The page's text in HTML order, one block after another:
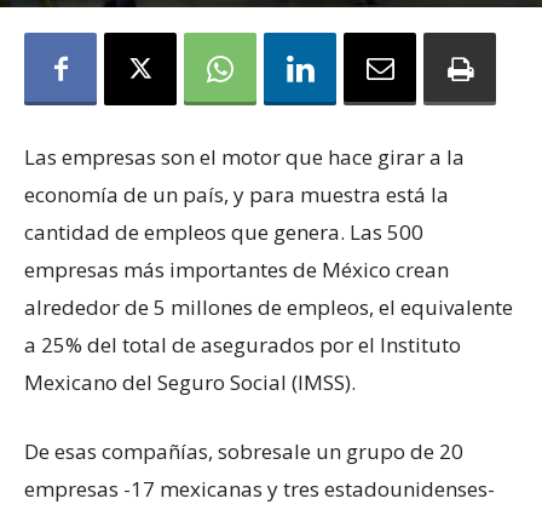
Las empresas son el motor que hace girar a la
economía de un país, y para muestra está la
cantidad de empleos que genera. Las 500
empresas más importantes de México crean
alrededor de 5 millones de empleos, el equivalente
a 25% del total de asegurados por el Instituto
Mexicano del Seguro Social (IMSS).
De esas compañías, sobresale un grupo de 20
empresas -17 mexicanas y tres estadounidenses-